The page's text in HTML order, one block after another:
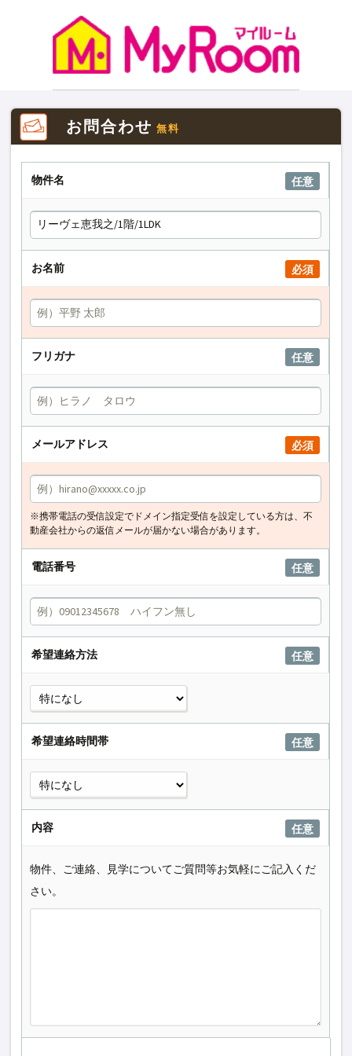
お問合わせ 無料
物件名 任意
お名前 必須
フリガナ 任意
メールアドレス 必須
※携帯電話の受信設定でドメイン指定受信を設定している方は、不
動産会社からの返信メールが届かない場合があります。
電話番号 任意
希望連絡方法 任意
希望連絡時間帯 任意
内容 任意
物件、ご連絡、見学についてご質問等お気軽にご記入くだ
さい。